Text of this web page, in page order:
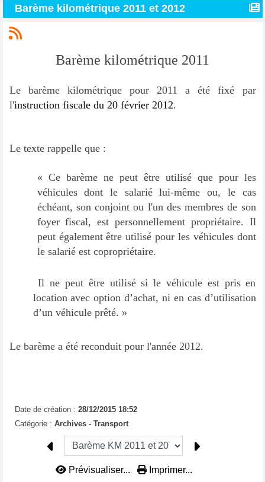
Barème kilométrique 2011 et 2012
Barème kilométrique 2011
Le barème kilométrique pour 2011 a été fixé par
l'instruction fiscale du 20 février 2012.
Le texte rappelle que :
« Ce barème ne peut être utilisé que pour les
véhicules dont le salarié lui-même ou, le cas
échéant, son conjoint ou l'un des membres de son
foyer fiscal, est personnellement propriétaire. Il
peut également être utilisé pour les véhicules dont
le salarié est copropriétaire.
Il ne peut être utilisé si le véhicule est pris en
location avec option d’achat, ni en cas d’utilisation
d’un véhicule prêté. »
Le barème a été reconduit pour l'année 2012.
Date de création : 28/12/2015 18:52
Catégorie : Archives - Transport
Prévisualiser... Imprimer...